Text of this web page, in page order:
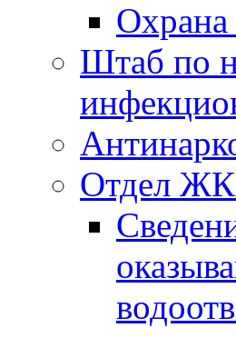
Охрана
Штаб по
Отдел